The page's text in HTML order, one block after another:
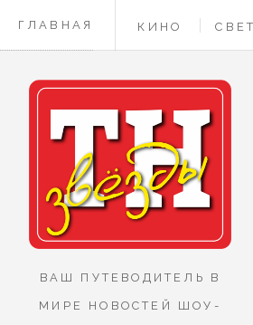
ГЛАВНАЯ КИНО
КОНТАКТЫ
ВАШ ПУТЕВОДИТЕЛЬ В
МИРЕ НОВОСТЕЙ ШОУ-